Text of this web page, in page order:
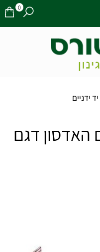
0
ידניים
האדסון דגם